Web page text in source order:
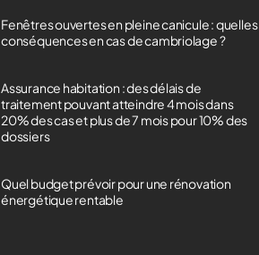
Fenêtres ouvertes en pleine canicule : quelles
conséquences en cas de cambriolage ?
Assurance habitation : des délais de
traitement pouvant atteindre 4 mois dans
20% des cas et plus de 7 mois pour 10% des
dossiers
Quel budget prévoir pour une rénovation
énergétique rentable